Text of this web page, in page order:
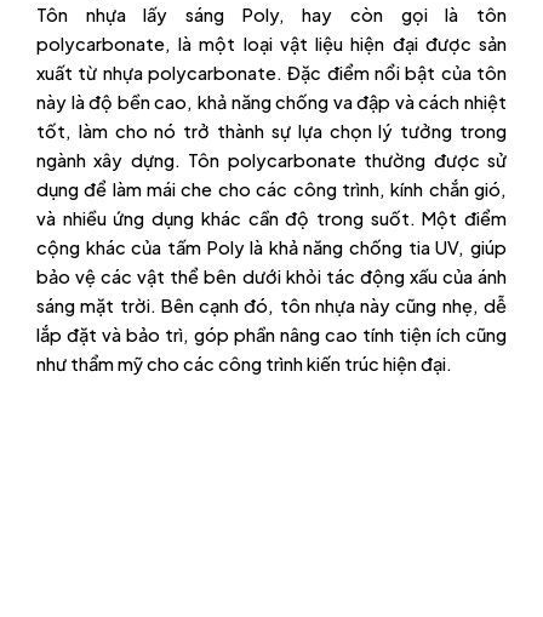
Tôn nhựa lấy sáng Poly, hay còn gọi là tôn
polycarbonate, là một loại vật liệu hiện đại được sản
xuất từ nhựa polycarbonate. Đặc điểm nổi bật của tôn
này là độ bền cao, khả năng chống va đập và cách nhiệt
tốt, làm cho nó trở thành sự lựa chọn lý tưởng trong
ngành xây dựng. Tôn polycarbonate thường được sử
dụng để làm mái che cho các công trình, kính chắn gió,
và nhiều ứng dụng khác cần độ trong suốt. Một điểm
cộng khác của tấm Poly là khả năng chống tia UV, giúp
bảo vệ các vật thể bên dưới khỏi tác động xấu của ánh
sáng mặt trời. Bên cạnh đó, tôn nhựa này cũng nhẹ, dễ
lắp đặt và bảo trì, góp phần nâng cao tính tiện ích cũng
như thẩm mỹ cho các công trình kiến trúc hiện đại.